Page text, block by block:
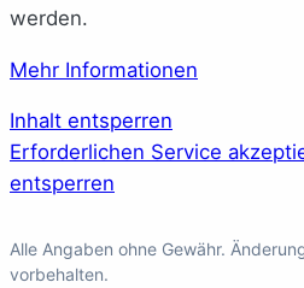
werden.
Mehr Informationen
Inhalt entsperren
Erforderlichen Service
entsperren
Alle Angaben ohne Gewähr.
vorbehalten.